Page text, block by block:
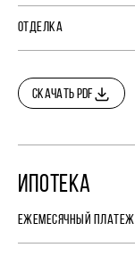
ОТДЕЛКА
СКАЧАТЬ PDF
ИПОТЕКА
ЕЖЕМЕСЯЧНЫЙ ПЛАТЕЖ